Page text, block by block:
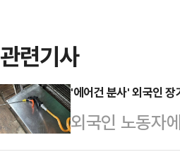
관련기사
'에어건 분사' 외국인
외국인 노동자
경찰은 구체적